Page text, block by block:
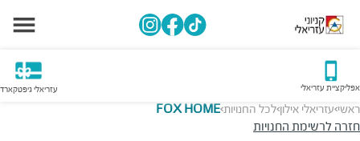
אפליקציית עזריאלי עזריאלי גיפטקארד
ראשי>עזריאלי אילון>לכל החנויות>
FOX HOME
חזרה לרשימת החנויות